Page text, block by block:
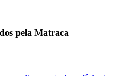
pela Matraca